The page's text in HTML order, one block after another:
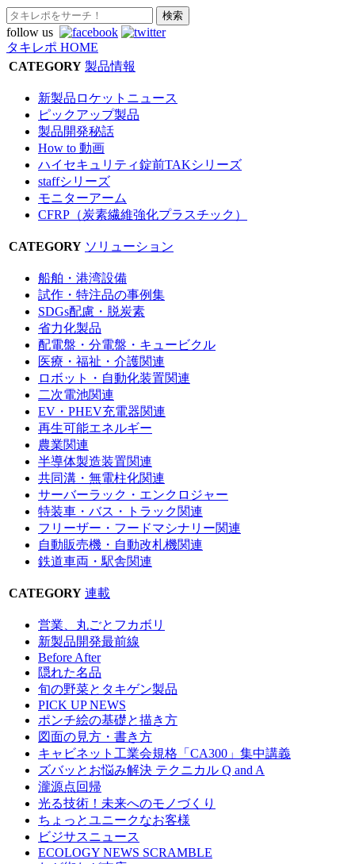
follow us
タキレポ HOME
CATEGORY 製品情報
新製品ロケットニュース
ピックアップ製品
製品開発秘話
How to 動画
ハイセキュリティ錠前TAKシリーズ
staffシリーズ
モニターアーム
CFRP（炭素繊維強化プラスチック）
CATEGORY ソリューション
船舶・港湾設備
試作・特注品の事例集
SDGs配慮・脱炭素
省力化製品
配電盤・分電盤・キュービクル
医療・福祉・介護関連
ロボット・自動化装置関連
二次電池関連
EV・PHEV充電器関連
再生可能エネルギー
農業関連
半導体製造装置関連
共同溝・無電柱化関連
サーバーラック・エンクロジャー
特装車・バス・トラック関連
フリーザー・フードマシナリー関連
自動販売機・自動改札機関連
鉄道車両・駅舎関連
CATEGORY 連載
営業、丸ごとフカボリ
新製品開発最前線
Before After
隠れた名品
旬の野菜とタキゲン製品
PICK UP NEWS
ポンチ絵の基礎と描き方
図面の見方・書き方
キャビネット工業会規格「CA300」集中講義
ズバッとお悩み解決 テクニカル Q and A
瀧源点回帰
光る技術！未来へのモノづくり
ちょっとユニークなお客様
ビジサスニュース
ECOLOGY NEWS SCRAMBLE